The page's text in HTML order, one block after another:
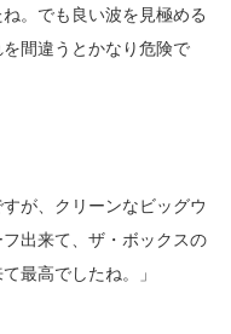
。でも良い波を見極める
間違うとかなり危険で
が、クリーンなビッグウ
出来て、ザ・ボックスの
最高でしたね。」